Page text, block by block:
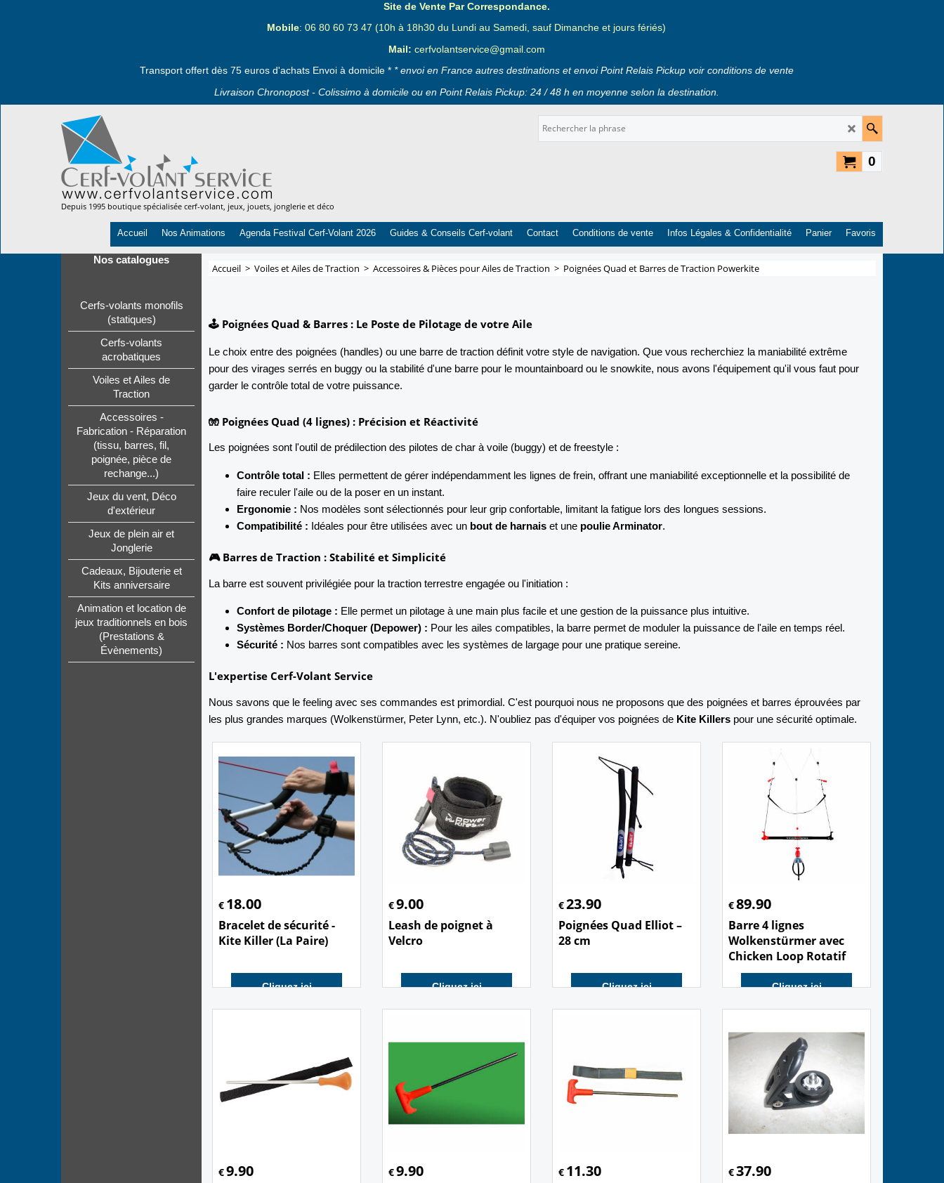
Site de Vente Par Correspondance.
Mobile: 06 80 60 73 47 (10h à 18h30 du Lundi au Samedi, sauf Dimanche et jours fériés)
Mail: cerfvolantservice@gmail.com
Transport offert dès 75 euros d'achats Envoi à domicile * * envoi en France autres destinations et envoi Point Relais Pickup voir conditions de vente
Livraison Chronopost - Colissimo à domicile ou en Point Relais Pickup: 24 / 48 h en moyenne selon la destination.
Depuis 1995 boutique spécialisée cerf-volant, jeux, jouets, jonglerie et déco
0
Accueil Nos Animations Agenda Festival Cerf-Volant 2026 Guides & Conseils Cerf-volant Contact Conditions de vente Infos Légales & Confidentialité Panier Favoris
Nos catalogues
Cerfs-volants monofils
(statiques)
Cerfs-volants
acrobatiques
Voiles et Ailes de
Traction
Accessoires -
Fabrication - Réparation
(tissu, barres, fil,
poignée, pièce de
rechange...)
Jeux du vent, Déco
d'extérieur
Jeux de plein air et
Jonglerie
Cadeaux, Bijouterie et
Kits anniversaire
Animation et location de
jeux traditionnels en bois
(Prestations &
Évènements)
Accueil > Voiles et Ailes de Traction > Accessoires & Pièces pour Ailes de Traction > Poignées Quad et Barres de Traction Powerkite
🕹️ Poignées Quad & Barres : Le Poste de Pilotage de votre Aile
Le choix entre des poignées (handles) ou une barre de traction définit votre style de navigation. Que vous recherchiez la maniabilité extrême
pour des virages serrés en buggy ou la stabilité d'une barre pour le mountainboard ou le snowkite, nous avons l'équipement qu'il vous faut pour
garder le contrôle total de votre puissance.
🧤 Poignées Quad (4 lignes) : Précision et Réactivité
Les poignées sont l'outil de prédilection des pilotes de char à voile (buggy) et de freestyle :
Contrôle total : Elles permettent de gérer indépendamment les lignes de frein, offrant une maniabilité exceptionnelle et la possibilité de
faire reculer l'aile ou de la poser en un instant.
Ergonomie : Nos modèles sont sélectionnés pour leur grip confortable, limitant la fatigue lors des longues sessions.
Compatibilité : Idéales pour être utilisées avec un bout de harnais et une poulie Arminator.
🎮 Barres de Traction : Stabilité et Simplicité
La barre est souvent privilégiée pour la traction terrestre engagée ou l'initiation :
Confort de pilotage : Elle permet un pilotage à une main plus facile et une gestion de la puissance plus intuitive.
Systèmes Border/Choquer (Depower) : Pour les ailes compatibles, la barre permet de moduler la puissance de l'aile en temps réel.
Sécurité : Nos barres sont compatibles avec les systèmes de largage pour une pratique sereine.
L'expertise Cerf-Volant Service
Nous savons que le feeling avec ses commandes est primordial. C'est pourquoi nous ne proposons que des poignées et barres éprouvées par
les plus grandes marques (Wolkenstürmer, Peter Lynn, etc.). N'oubliez pas d'équiper vos poignées de Kite Killers pour une sécurité optimale.
€ 18.00
Bracelet de sécurité -
Kite Killer (La Paire)
Cliquez ici
€9.00
Leash de poignet à
Velcro
Cliquez ici
€23.90
Poignées Quad Elliot –
28 cm
Cliquez ici
€89.90
Barre 4 lignes
Wolkenstürmer avec
Chicken Loop Rotatif
Cliquez ici
€9.90 €9.90 € 11.30 €37.90